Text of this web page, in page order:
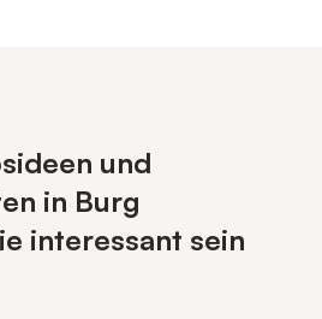
und
in Burg
interessant sein